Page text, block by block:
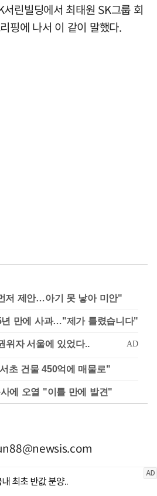
린빌딩에서 최태원 SK그룹 회
핑에 나서 이 같이 말했다.
저 제안…아기 못 낳아 미안"
년 만에 사과…"제가 틀렸습니다"
초 건물 450억에 매물로"
에 오열 "이틀 만에 발견"